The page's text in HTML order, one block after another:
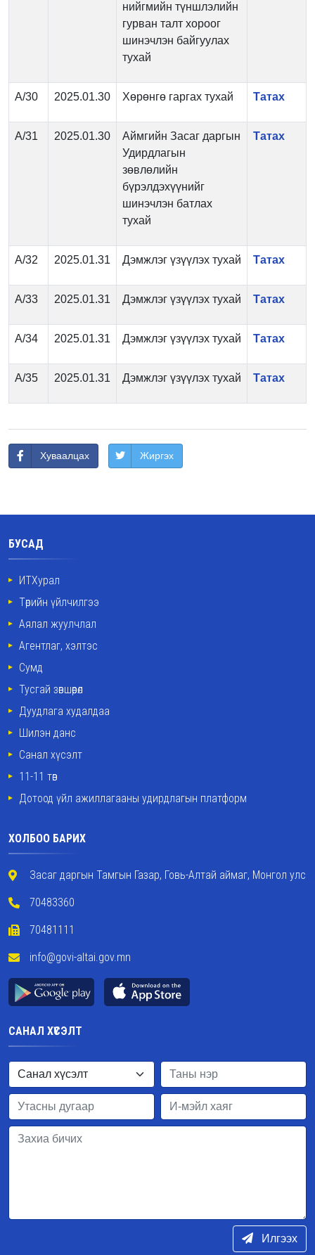
нийгмийн түншлэлийн
гурван талт хороог
шинэчлэн байгуулах
тухай
А/30 2025.01.30 Хөрөнгө гаргах тухай Татах
А/31 2025.01.30
Аймгийн Засаг даргын
Удирдлагын
зөвлөлийн
бүрэлдэхүүнийг
шинэчлэн батлах
тухай
Татах
А/32 2025.01.31 Дэмжлэг үзүүлэх тухай Татах
А/33 2025.01.31 Дэмжлэг үзүүлэх тухай Татах
А/34 2025.01.31 Дэмжлэг үзүүлэх тухай Татах
А/35 2025.01.31 Дэмжлэг үзүүлэх тухай Татах
Хуваалцах Жиргэх
БУСАД
ИТХурал
Төрийн үйлчилгээ
Аялал жуулчлал
Агентлаг, хэлтэс
Сумд
Тусгай зөвшөөрөл
Дуудлага худалдаа
Шилэн данс
Санал хүсэлт
11-11 төв
Дотоод үйл ажиллагааны удирдлагын платформ
ХОЛБОО БАРИХ
Засаг даргын Тамгын Газар, Говь-Алтай аймаг, Монгол улс
70483360
70481111
info@govi-altai.gov.mn
САНАЛ ХҮСЭЛТ
Илгээх